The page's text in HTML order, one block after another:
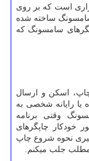
است که بر روی
ساخته شده
سامسونگ که
اسکن و ارسال
یا رایانه شخصی به
وقتی برنامه
خودکار چاپگرهای
نحوه شروع چاپ
مطلب جلب میکنم.